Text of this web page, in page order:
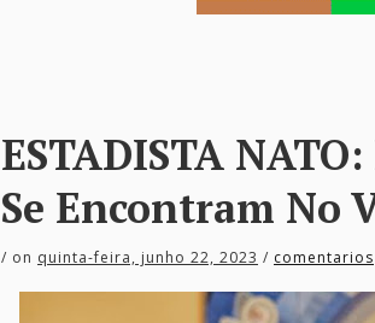
ESTADISTA
Se Encontram No
/ on quinta-feira, junho 22, 2023 / comentarios